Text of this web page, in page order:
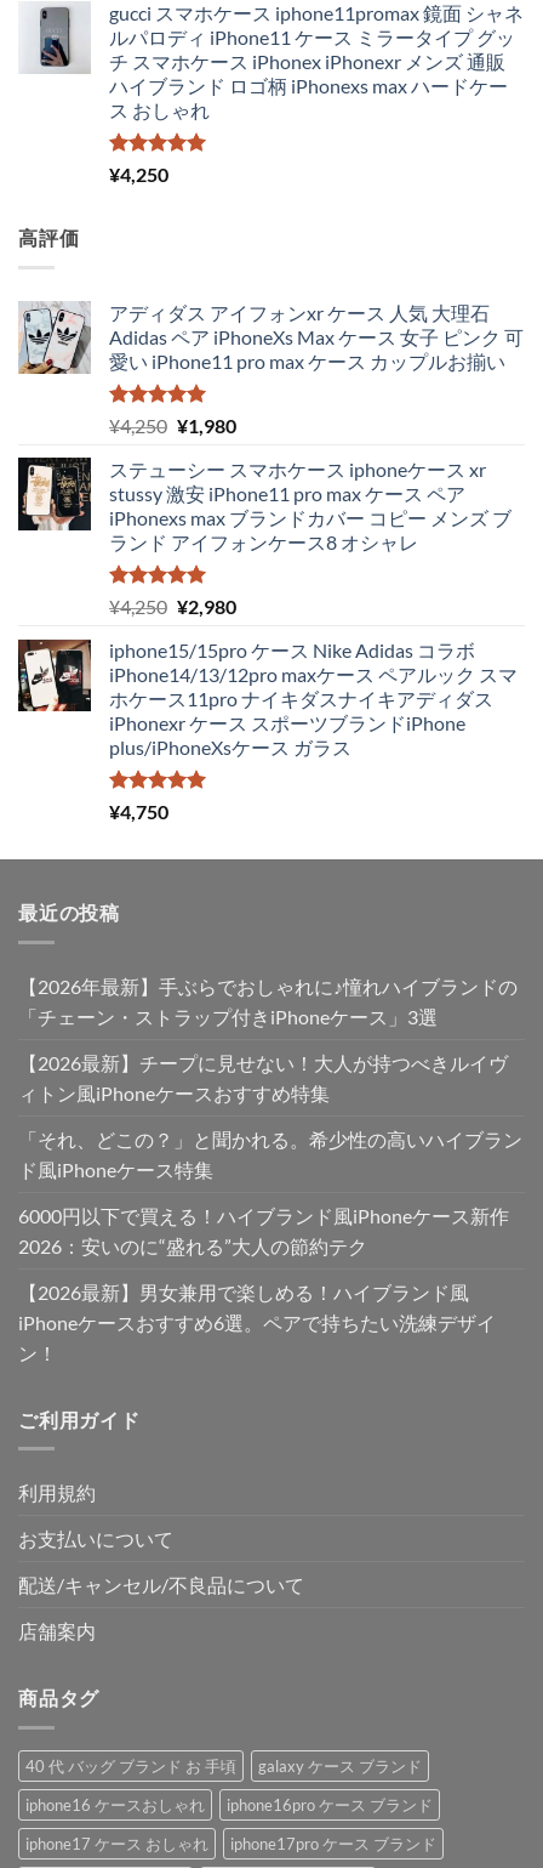
価
格
は
¥4,300
で
し
の
価
格
は
gucci スマホケース iphone11promax 鏡面 シャネ
ルパロディ iPhone11 ケース ミラータイプ グッ
チ スマホケース iPhonex iPhonexr メンズ 通販
ハイブランド ロゴ柄 iPhonexs max ハードケー
ス おしゃれ
5段階中
5.00
¥4,250
高評価
アディダス アイフォンxr ケース 人気 大理石
Adidas ペア iPhoneXs Max ケース 女子 ピンク 可
愛い iPhone11 pro max ケース カップルお揃い
5段階中
5.00
の評価
¥4,250 元
価
格
は
¥4,250
で
し
¥1,980現
の
価
格
は
で
ステューシー スマホケース iphoneケース xr
stussy 激安 iPhone11 pro max ケース ペア
iPhonexs max ブランドカバー コピー メンズ ブ
ランド アイフォンケース8 オシャレ
5段階中
5.00
の評価
¥4,250 元
価
格
は
¥4,250
で
し
¥2,980現
の
価
格
は
¥2,980
iphone15/15pro ケース Nike Adidas コラボ
iPhone14/13/12pro maxケース ペアルック スマ
ホケース11pro ナイキダスナイキアディダス
iPhonexr ケース スポーツブランドiPhone
plus/iPhoneXsケース ガラス
5段階中
5.00
¥4,750
最近の投稿
【2026年最新】手ぶらでおしゃれに♪憧れハイブランドの
「チェーン・ストラップ付きiPhoneケース」3選
【2026最新】チープに見せない！大人が持つべきルイヴ
ィトン風iPhoneケースおすすめ特集
「それ、どこの？」と聞かれる。希少性の高いハイブラン
ド風iPhoneケース特集
6000円以下で買える！ハイブランド風iPhoneケース新作
2026：安いのに“盛れる”大人の節約テク
【2026最新】男女兼用で楽しめる！ハイブランド風
iPhoneケースおすすめ6選。ペアで持ちたい洗練デザイ
ン！
ご利用ガイド
利用規約
お支払いについて
配送/キャンセル/不良品について
店舗案内
商品タグ
40 代 バッグ ブランド お 手頃
galaxy ケース ブランド
iphone16 ケースおしゃれ
iphone16pro ケース ブランド
iphone17 ケース おしゃれ
iphone17pro ケース ブランド